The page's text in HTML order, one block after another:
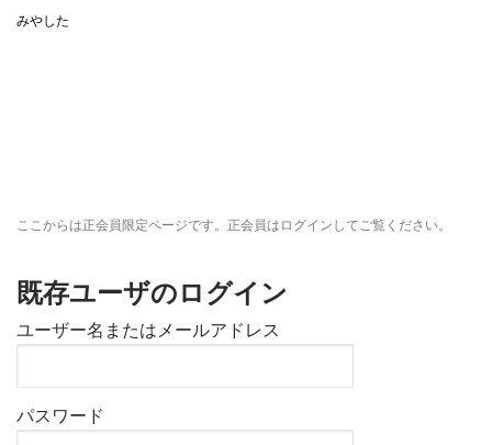
みやした
ここからは正会員限定ページです。正会員はログインしてご覧ください。
既存ユーザのログイン
ユーザー名またはメールアドレス
パスワード